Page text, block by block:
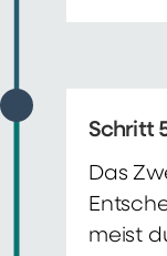
Schritt
Das
meist